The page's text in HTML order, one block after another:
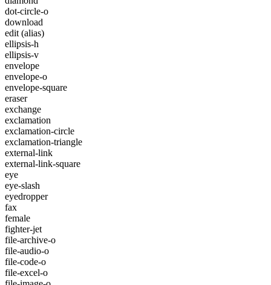
dot-circle-o
download
edit (alias)
ellipsis-h
ellipsis-v
envelope
envelope-o
envelope-square
eraser
exchange
exclamation
exclamation-circle
exclamation-triangle
external-link
external-link-square
eye
eye-slash
eyedropper
fax
female
fighter-jet
file-archive-o
file-audio-o
file-code-o
file-excel-o